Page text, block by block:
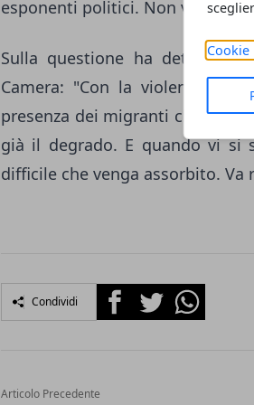
Cookie
esponenti politici. Non
Sulla questione ha detto la
Camera: "Con la violenza
presenza dei migranti che
già il degrado. E quando vi si
difficile che venga assorbito.
Condividi FacebookTwitterWhatsapp
Articolo Precedente